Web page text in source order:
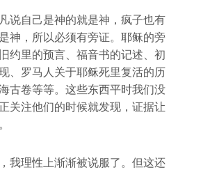
说自己是神的就是神，疯子也有
神，所以必须有旁证。耶稣的旁
约里的预言、福音书的记述、初
、罗马人关于耶稣死里复活的历
古卷等等。这些东西平时我们没
关注他们的时候就发现，证据让
我理性上渐渐被说服了。但这还